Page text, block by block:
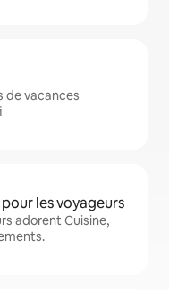
de vacances
les voyageurs
adorent Cuisine,